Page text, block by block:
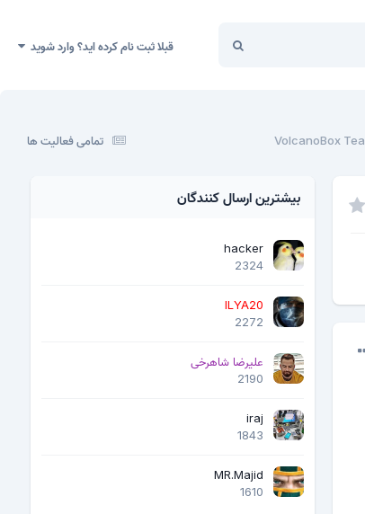
قبلا ثبت نام کرده اید؟ وارد شوید
تمامی فعالیت ها VolcanoBox
بیشترین ارسال کنندگان
hacker
2324
ILYA20
2272
علیرضا شاهرخی
2190
iraj
1843
MR.Majid
1610